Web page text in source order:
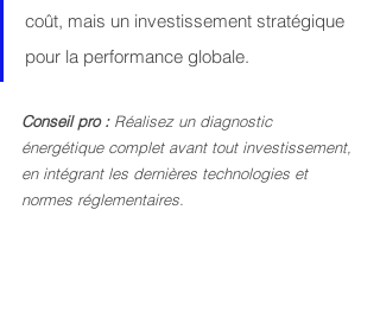
coût, mais un investissement stratégique
pour la performance globale.
Conseil pro : Réalisez un diagnostic
énergétique complet avant tout investissement,
en intégrant les dernières technologies et
normes réglementaires.